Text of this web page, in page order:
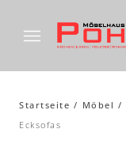
Startseite Möbel
Ecksofas